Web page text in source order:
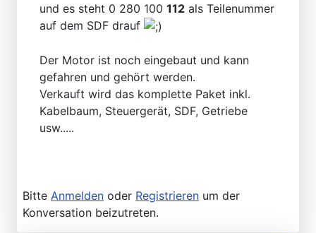
und es steht 0 280 100 112 als Teilenummer
auf dem SDF drauf
Der Motor ist noch eingebaut und kann
gefahren und gehört werden.
Verkauft wird das komplette Paket inkl.
Kabelbaum, Steuergerät, SDF, Getriebe
usw.....
Bitte Anmelden oder Registrieren um der
Konversation beizutreten.